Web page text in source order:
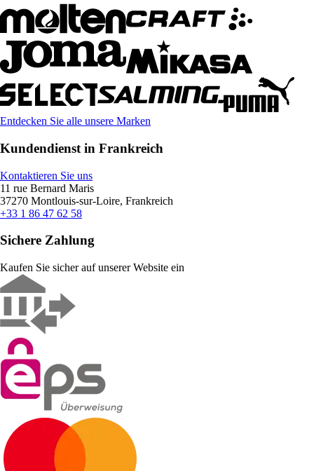
Entdecken Sie alle unsere Marken
Kundendienst in Frankreich
Kontaktieren Sie uns
11 rue Bernard Maris
37270 Montlouis-sur-Loire, Frankreich
+33 1 86 47 62 58
Sichere Zahlung
Kaufen Sie sicher auf unserer Website ein